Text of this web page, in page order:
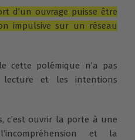
d’un ouvrage puisse être
impulsive sur un réseau
cette polémique n’a pas
lecture et les intentions
c’est ouvrir la porte à une
et la